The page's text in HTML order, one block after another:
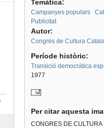
Temàtica:
Campanyes populars
Publicitat
Autor:
Congrés de Cultura
Període històric:
Transició democràtica
1977
Per citar aquesta
CONGRES DE